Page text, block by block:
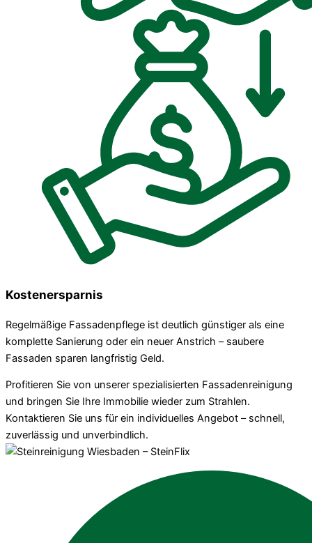
Kostenersparnis
Regelmäßige Fassadenpflege ist deutlich günstiger als eine
komplette Sanierung oder ein neuer Anstrich – saubere
Fassaden sparen langfristig Geld.
Profitieren Sie von unserer spezialisierten Fassadenreinigung
und bringen Sie Ihre Immobilie wieder zum Strahlen.
Kontaktieren Sie uns für ein individuelles Angebot – schnell,
zuverlässig und unverbindlich.